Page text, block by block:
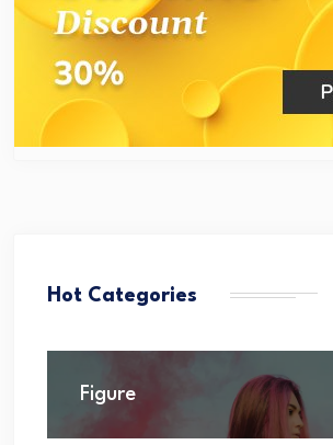
Hot Categories
Figure